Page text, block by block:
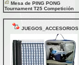
Mesa de PING PONG
Tournament T25 Competición
JUEGOS_ACCESORIOS